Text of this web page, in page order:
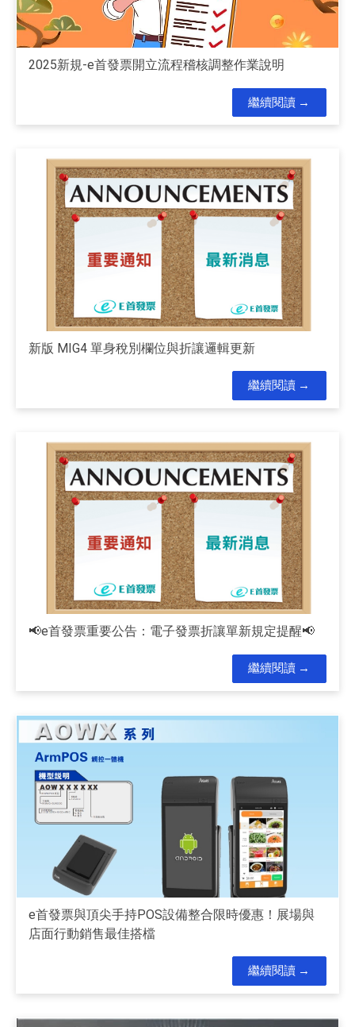
2025新規-e首發票開立流程稽核調整作業說明
繼續閱讀
新版 MIG4 單身稅別欄位與折讓邏輯更新
繼續閱讀
📢e首發票重要公告：電子發票折讓單新規定提醒📢
繼續閱讀
e首發票與頂尖手持POS設備整合限時優惠！展場與
店面行動銷售最佳搭檔
繼續閱讀